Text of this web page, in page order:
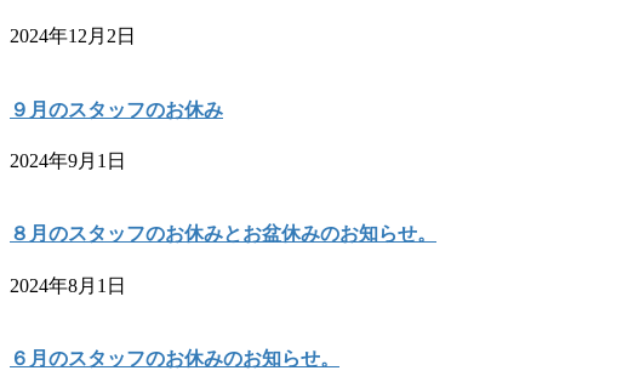
2024年12月2日
９月のスタッフのお休み
2024年9月1日
８月のスタッフのお休みとお盆休みのお知らせ。
2024年8月1日
６月のスタッフのお休みのお知らせ。